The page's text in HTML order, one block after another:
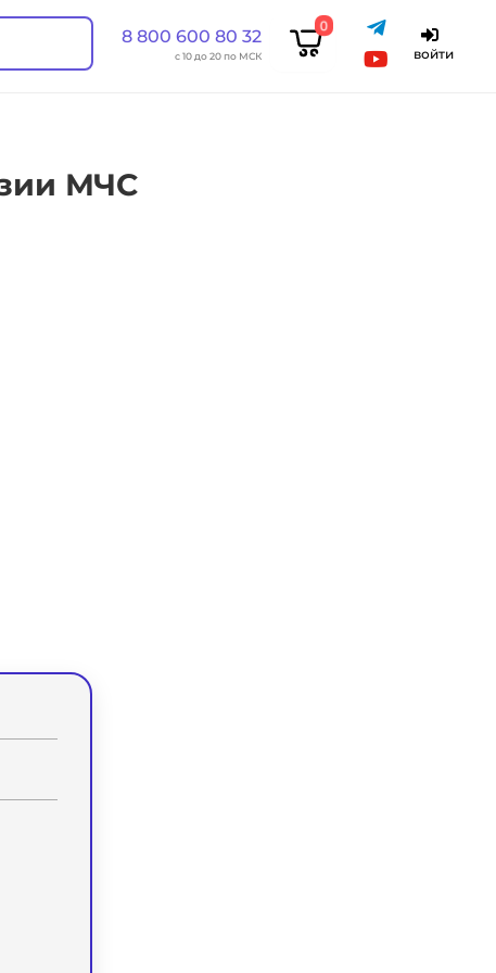
8 800 600 80 32
с 10 до 20 по МСК
0
войти
МЧС